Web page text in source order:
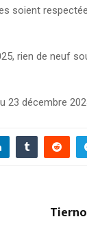
soient
rien de neuf
23 décembre